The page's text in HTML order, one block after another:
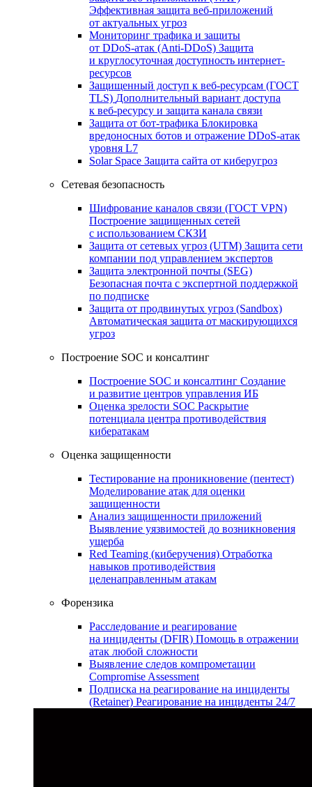
Эффективная защита веб-приложений
от актуальных угроз
Мониторинг трафика и защиты
от DDoS‑атак (Anti‑DDoS) Защита
и круглосуточная доступность интернет-
ресурсов
Защищенный доступ к веб-ресурсам (ГОСТ
TLS) Дополнительный вариант доступа
к веб‑ресурсу и защита канала связи
Защита от бот‑трафика Блокировка
вредоносных ботов и отражение DDoS‑атак
уровня L7
Solar Space Защита сайта от киберугроз
Сетевая безопасность
Шифрование каналов связи (ГОСТ VPN)
Построение защищенных сетей
с использованием СКЗИ
Защита от сетевых угроз (UTM) Защита сети
компании под управлением экспертов
Защита электронной почты (SEG)
Безопасная почта с экспертной поддержкой
по подписке
Защита от продвинутых угроз (Sandbox)
Автоматическая защита от маскирующихся
угроз
Построение SOC и консалтинг
Построение SOC и консалтинг Создание
и развитие центров управления ИБ
Оценка зрелости SOC Раскрытие
потенциала центра противодействия
кибератакам
Оценка защищенности
Тестирование на проникновение (пентест)
Моделирование атак для оценки
защищенности
Анализ защищенности приложений
Выявление уязвимостей до возникновения
ущерба
Red Teaming (киберучения) Отработка
навыков противодействия
целенаправленным атакам
Форензика
Расследование и реагирование
на инциденты (DFIR) Помощь в отражении
атак любой сложности
Выявление следов компрометации
Compromise Assessment
Подписка на реагирование на инциденты
(Retainer) Реагирование на инциденты 24/7